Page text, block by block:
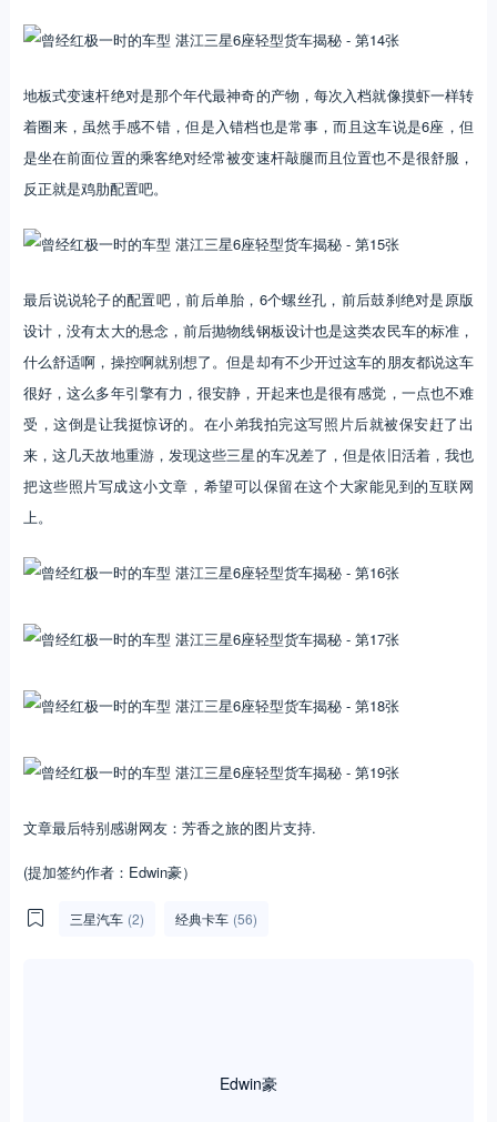
地板式变速杆绝对是那个年代最神奇的产物，每次入档就像摸虾一样转
着圈来，虽然手感不错，但是入错档也是常事，而且这车说是6座，但
是坐在前面位置的乘客绝对经常被变速杆敲腿而且位置也不是很舒服，
反正就是鸡肋配置吧。
最后说说轮子的配置吧，前后单胎，6个螺丝孔，前后鼓刹绝对是原版
设计，没有太大的悬念，前后抛物线钢板设计也是这类农民车的标准，
什么舒适啊，操控啊就别想了。但是却有不少开过这车的朋友都说这车
很好，这么多年引擎有力，很安静，开起来也是很有感觉，一点也不难
受，这倒是让我挺惊讶的。在小弟我拍完这写照片后就被保安赶了出
来，这几天故地重游，发现这些三星的车况差了，但是依旧活着，我也
把这些照片写成这小文章，希望可以保留在这个大家能见到的互联网
上。
文章最后特别感谢网友：芳香之旅的图片支持.
(提加签约作者：Edwin豪）
三星汽车 (2) 经典卡车 (56)
Edwin豪